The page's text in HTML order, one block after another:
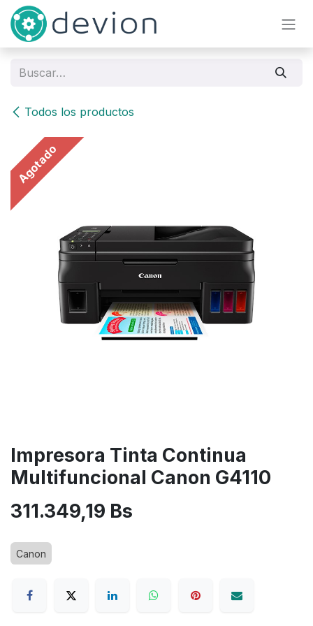
Ir al contenido
Todos los productos
Agotado
Impresora Tinta Continua
Multifuncional Canon G4110
311.349,19 Bs
Canon